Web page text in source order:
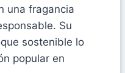
una fragancia
Su
sostenible lo
popular en